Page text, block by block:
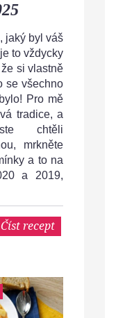
jaký byl váš
to vždycky
si vlastně
se všechno
Pro mě
tradice, a
chtěli
mrkněte
a to na
a 2019,
Číst recept